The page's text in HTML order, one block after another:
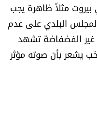
مثلاً ظاهرة يجب
البلدي على عدم
غير الفضفاضة تشهد
يشعر بأن صوته مؤثر